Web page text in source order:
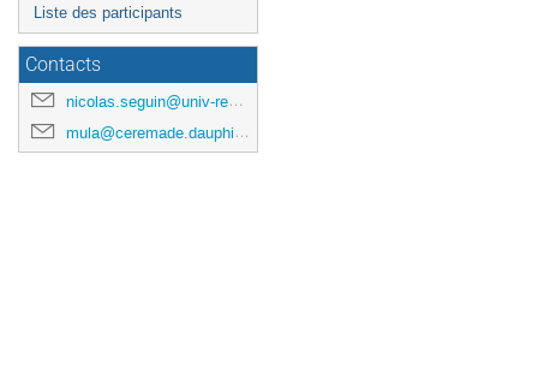
Liste des participants
Contacts
nicolas.seguin@univ-rennes1.fr
mula@ceremade.dauphine.fr